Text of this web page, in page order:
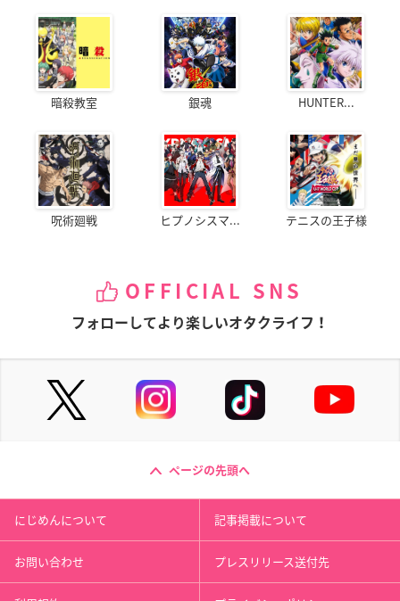
暗殺教室 銀魂 HUNTER...
呪術廻戦 ヒプノシスマ... テニスの王子様
OFFICIAL SNS
フォローしてより楽しいオタクライフ！
ページの先頭へ
にじめんについて 記事掲載について
お問い合わせ プレスリリース送付先